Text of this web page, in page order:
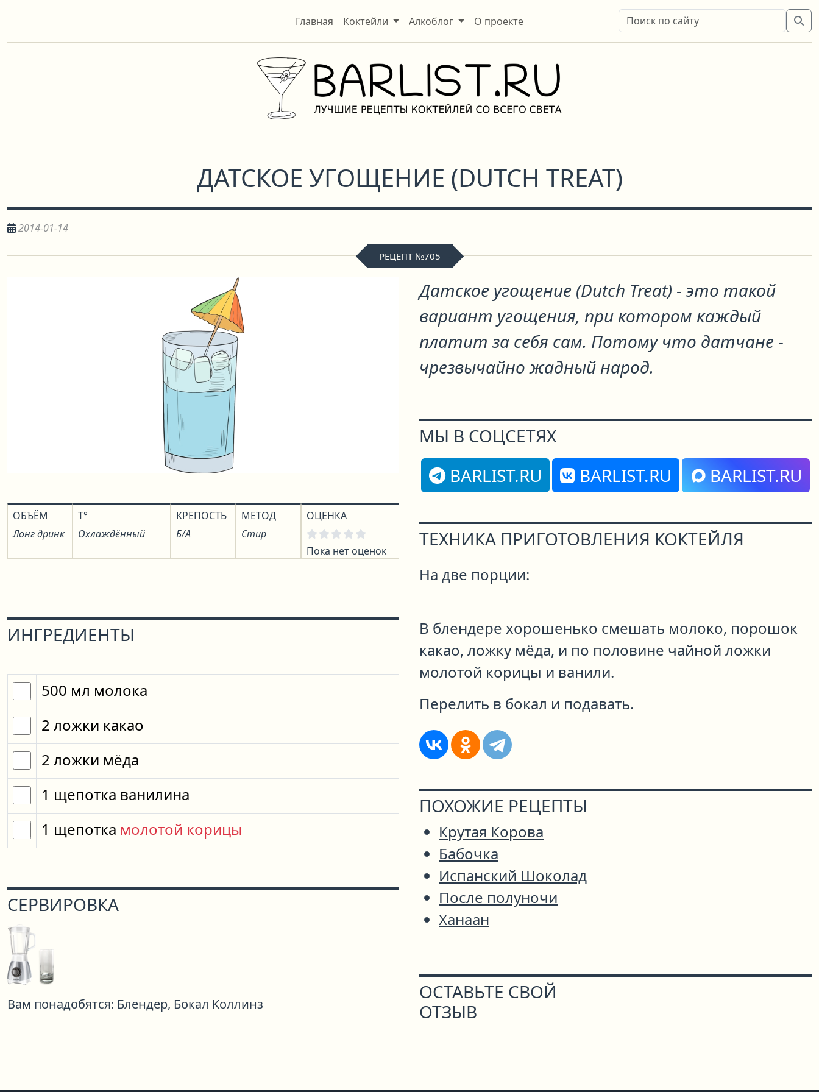
Главная Коктейли Алкоблог О проекте
ДАТСКОЕ УГОЩЕНИЕ (DUTCH TREAT)
2014-01-14
РЕЦЕПТ №705
ОБЪЁМ
Лонг дринк
T°
Охлаждённый
КРЕПОСТЬ
Б/А
МЕТОД
Стир
ОЦЕНКА
Пока нет оценок
ИНГРЕДИЕНТЫ
500 мл молока
2 ложки какао
2 ложки мёда
1 щепотка ванилина
1 щепотка молотой корицы
СЕРВИРОВКА
Вам понадобятся: Блендер, Бокал Коллинз
Датское угощение (Dutch Treat) - это такой
вариант угощения, при котором каждый
платит за себя сам. Потому что датчане -
чрезвычайно жадный народ.
МЫ В СОЦСЕТЯХ
BARLIST.RU
BARLIST.RU BARLIST.RU
ТЕХНИКА ПРИГОТОВЛЕНИЯ КОКТЕЙЛЯ
На две порции:
В блендере хорошенько смешать молоко, порошок
какао, ложку мёда, и по половине чайной ложки
молотой корицы и ванили.
Перелить в бокал и подавать.
ПОХОЖИЕ РЕЦЕПТЫ
Крутая Корова
Бабочка
Испанский Шоколад
После полуночи
Ханаан
ОСТАВЬТЕ СВОЙ
ОТЗЫВ